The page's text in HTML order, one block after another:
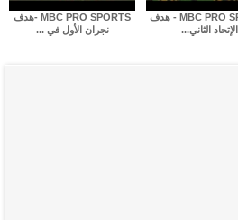
MBC PRO SPORTS -هدف
نجران الأول في ...
MBC PRO SPORTS - هدف
الإتحاد الثاني...